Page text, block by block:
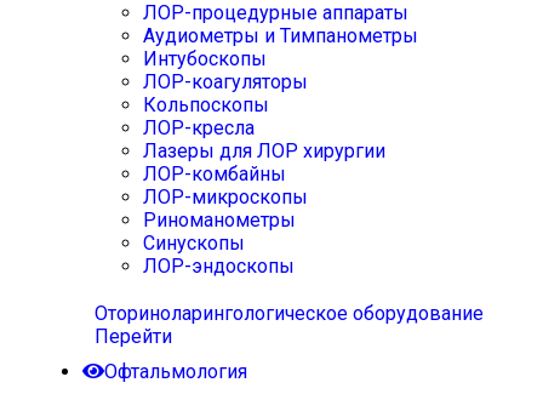
ЛОР-процедурные аппараты
Аудиометры и Тимпанометры
Интубоскопы
ЛОР-коагуляторы
Кольпоскопы
ЛОР-кресла
Лазеры для ЛОР хирургии
ЛОР-комбайны
ЛОР-микроскопы
Риноманометры
Синускопы
ЛОР-эндоскопы
Оториноларингологическое оборудование
Перейти
Офтальмология